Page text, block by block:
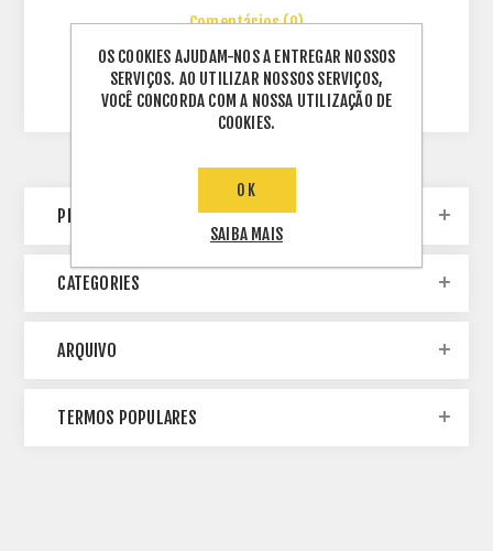
Comentários (0)
PESQUISA DE BLOG
CATEGORIES
ARQUIVO
TERMOS POPULARES
OS COOKIES AJUDAM-NOS A ENTREGAR NOSSOS
SERVIÇOS. AO UTILIZAR NOSSOS SERVIÇOS,
VOCÊ CONCORDA COM A NOSSA UTILIZAÇÃO DE
COOKIES.
OK
SAIBA MAIS